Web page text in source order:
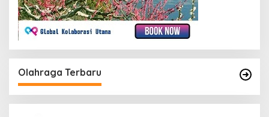
Olahraga Terbaru